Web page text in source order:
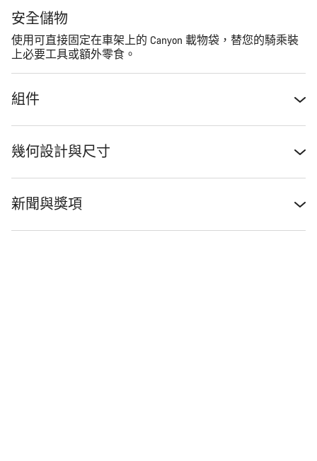
安全儲物
使用可直接固定在車架上的 Canyon 載物袋，替您的騎乘裝
上必要工具或額外零食。
組件
幾何設計與尺寸
新聞與獎項